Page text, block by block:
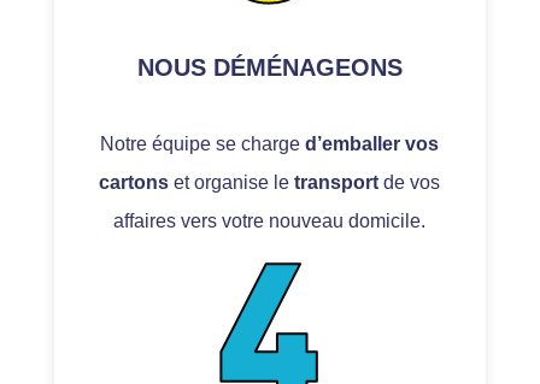
NOUS DÉMÉNAGEONS
Notre équipe se charged’emballer vos
cartons et organise letransport de vos
affaires vers votre nouveau domicile.